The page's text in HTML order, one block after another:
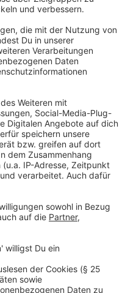
seines
er sei wie ein
dass er lebenslang
ist ein
er künstlich ernährt.
dabei eine Referenz
verdankt.
Seit